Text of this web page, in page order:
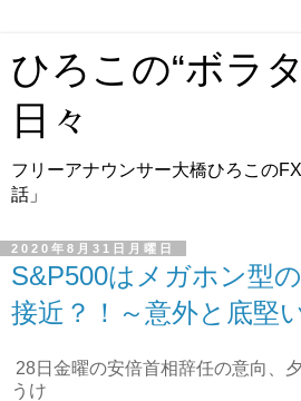
ひろこの“ボラ
日々
フリーアナウンサー大橋ひろこの
話」
2020年8月31日月曜日
S&P500はメガホン型
接近？！～意外と底堅
28日金曜の安倍首相辞任の意向、
うけ